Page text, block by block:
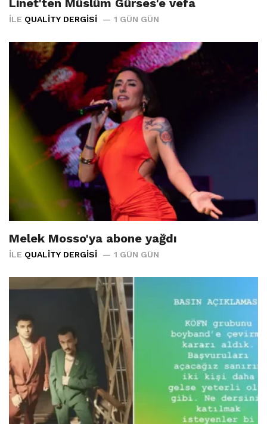
Linet'ten Müslüm Gürses'e vefa
İLE QUALITY DERGISI 1 GÜN GÜN
Melek Mosso'ya abone yağdı
İLE QUALITY DERGISI 1 GÜN GÜN